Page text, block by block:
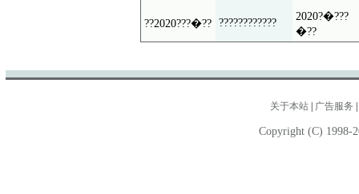
??2020???�?? ????????????
2020?�???
�??
关于本站 广告服务
Copyright (C) 1998-